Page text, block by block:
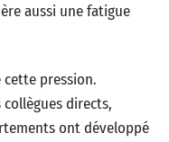
aussi une fatigue
cette pression.
directs,
ont développé